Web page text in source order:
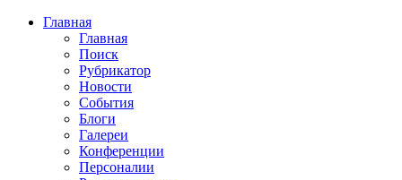
Skip to main content
Главная
Главная
Поиск
Рубрикатор
Новости
События
Блоги
Галереи
Конференции
Персоналии